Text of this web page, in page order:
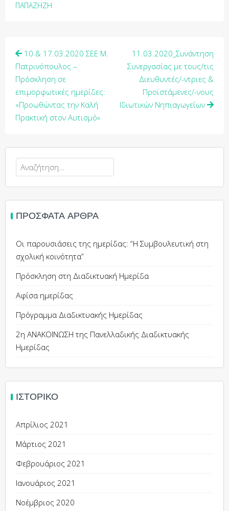
ΠΑΠΑΖΗΖΗ
10 & 17.03.2020 ΣΕΕ Μ.
Πατρινόπουλος –
Πρόσκληση σε
επιμορφωτικές ημερίδες:
«Προωθώντας την Καλή
Πρακτική στον Αυτισμό»
11.03.2020_Συνάντηση
Συνεργασίας με τους/τις
Διευθυντές/-ντριες &
Προϊστάμενες/-νους
Ιδιωτικών Νηπιαγωγείων
ΠΡΌΣΦΑΤΑ ΆΡΘΡΑ
Οι παρουσιάσεις της ημερίδας: “Η Συμβουλευτική στη
σχολική κοινότητα”
Πρόσκληση στη Διαδικτυακή Ημερίδα
Αφίσα ημερίδας
Πρόγραμμα Διαδικτυακής Ημερίδας
2η ΑΝΑΚΟΙΝΩΣΗ της Πανελλαδικής Διαδικτυακής
Ημερίδας
ΙΣΤΟΡΙΚΌ
Απρίλιος 2021
Μάρτιος 2021
Φεβρουάριος 2021
Ιανουάριος 2021
Νοέμβριος 2020